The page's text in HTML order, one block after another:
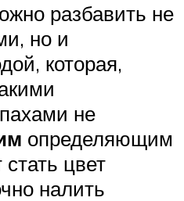
разбавить не
но и
которая,
не
определяющим
цвет
налить